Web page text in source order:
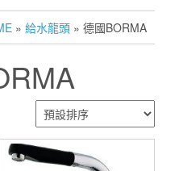
» 給水龍頭 » 德國BORMA